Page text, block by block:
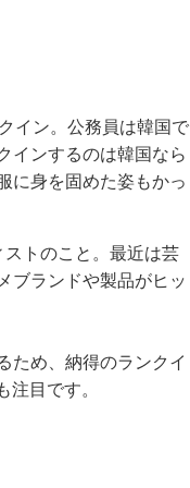
イン。公務員は韓国で
インするのは韓国なら
に身を固めた姿もかっ
トのこと。最近は芸
ブランドや製品がヒッ
ため、納得のランクイ
目です。